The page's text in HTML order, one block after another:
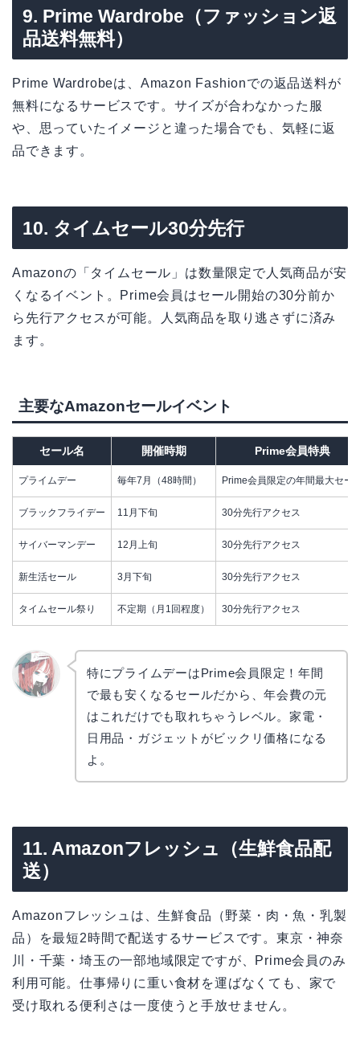
9. Prime Wardrobe（ファッション返
品送料無料）
Prime Wardrobeは、Amazon Fashionでの返品送料が
無料になるサービスです。サイズが合わなかった服
や、思っていたイメージと違った場合でも、気軽に返
品できます。
10. タイムセール30分先行
Amazonの「タイムセール」は数量限定で人気商品が安
くなるイベント。Prime会員はセール開始の30分前か
ら先行アクセスが可能。人気商品を取り逃さずに済み
ます。
主要なAmazonセールイベント
セール名 開催時期 Prime会員特典
プライムデー 毎年7月（48時間） Prime会員限定の年間最大セー
ブラックフライデー 11月下旬 30分先行アクセス
サイバーマンデー 12月上旬 30分先行アクセス
新生活セール 3月下旬 30分先行アクセス
タイムセール祭り 不定期（月1回程度） 30分先行アクセス
特にプライムデーはPrime会員限定！年間
で最も安くなるセールだから、年会費の元
はこれだけでも取れちゃうレベル。家電・
日用品・ガジェットがビックリ価格になる
よ。
11. Amazonフレッシュ（生鮮食品配
送）
Amazonフレッシュは、生鮮食品（野菜・肉・魚・乳製
品）を最短2時間で配送するサービスです。東京・神奈
川・千葉・埼玉の一部地域限定ですが、Prime会員のみ
利用可能。仕事帰りに重い食材を運ばなくても、家で
受け取れる便利さは一度使うと手放せません。